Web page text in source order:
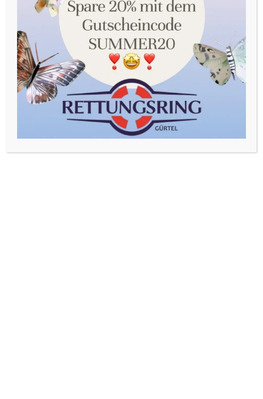
Auswahl jederzeit unter Einstellungen widerrufen oder
Einstellungen Akzeptieren